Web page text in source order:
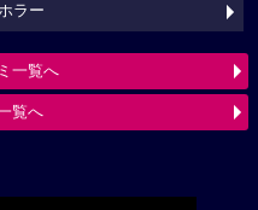
ラー
一覧へ
覧へ